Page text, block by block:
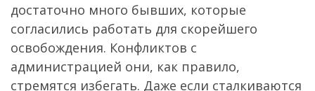
достаточно много бывших, которые
согласились работать для скорейшего
освобождения. Конфликтов с
администрацией они, как правило,
стремятся избегать. Даже если сталкиваются